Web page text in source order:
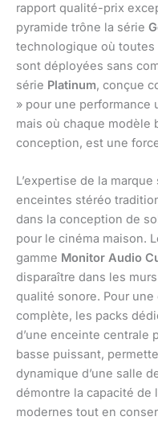
rapport qualité-prix
pyramide trône la série
technologique où toutes
sont déployées sans
série Platinum, conçue
» pour une performance
mais où chaque modèle
conception, est une
L’expertise de la
enceintes stéréo
dans la conception de
pour le cinéma maison.
gamme Monitor Audio
disparaître dans les
qualité sonore. Pour
complète, les packs
d’une enceinte centrale
basse puissant,
dynamique d’une salle
démontre la capacité de
modernes tout en